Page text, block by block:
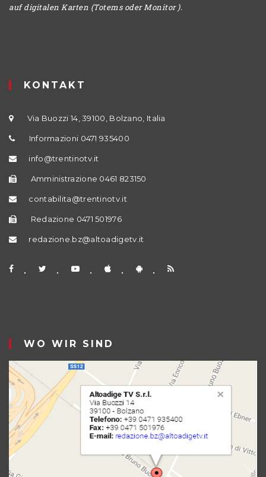
auf digitalen Karten (Totems oder Monitor ).
KONTAKT
Via Buozzi 14, 39100, Bolzano, Italia
Informazioni 0471 935400
info@trentinotv.it
Amministrazione 0461 823150
contabilita@trentinotv.it
Redazione 0471 501976
redazione.bz@altoadigetv.it
WO WIR SIND